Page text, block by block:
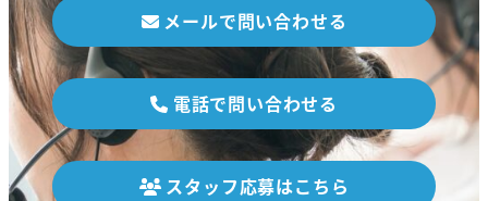
メールで問い合わせる
電話で問い合わせる
スタッフ応募はこちら